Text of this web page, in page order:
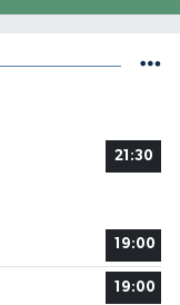
21:30
19:00
19:00